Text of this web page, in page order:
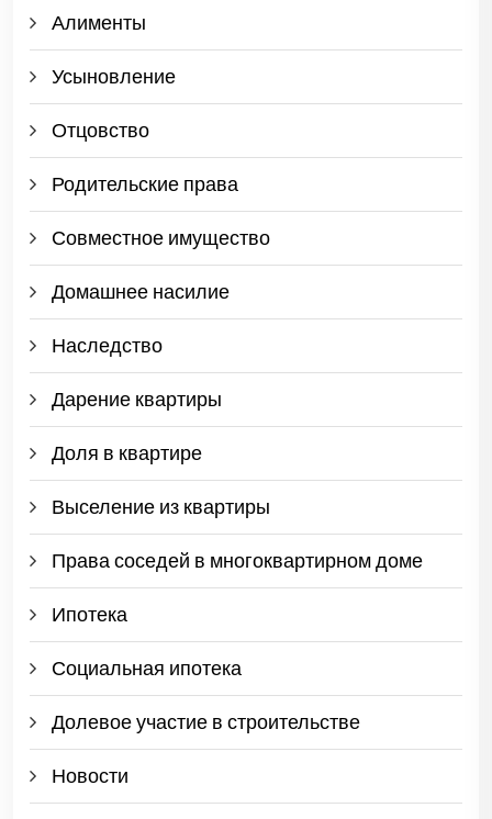
Алименты
Усыновление
Отцовство
Родительские права
Совместное имущество
Домашнее насилие
Наследство
Дарение квартиры
Доля в квартире
Выселение из квартиры
Права соседей в многоквартирном доме
Ипотека
Социальная ипотека
Долевое участие в строительстве
Новости